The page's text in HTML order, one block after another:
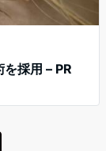
採用 – PR